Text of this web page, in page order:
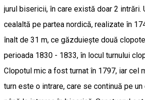
jurul bisericii, în care există doar 2 intrări.
cealaltă pe partea nordică, realizate în
înalt de 31 m, ce găzduiește două
perioada 1830 - 1833, în locul turnului
Clopotul mic a fost turnat în 1797, iar cel
turn este o intrare, care se continuă pe